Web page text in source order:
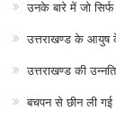
उनके बारे में जो सिर्फ
उत्तराखण्ड के आयुष
उत्तराखण्ड की
बचपन से छीन ली गई